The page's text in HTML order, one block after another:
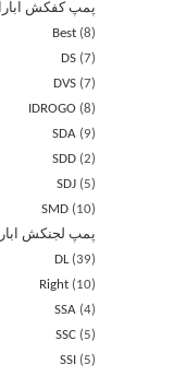
پمپ کفکش ابارا
Best 8
DS 7
DVS 7
IDROGO
8
SDA
9
SDD 2
SDJ
5
SMD
10
پمپ لجنکش ابارا
DL 39
Right
10
SSA 4
SSC
5
SSI
5